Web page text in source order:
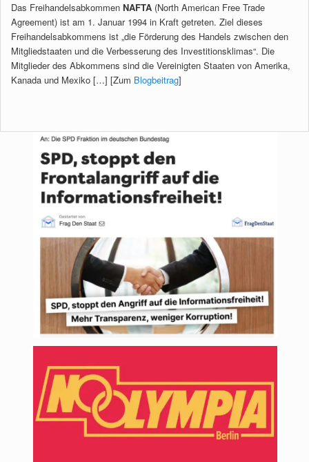
Das Freihandelsabkommen NAFTA (North American Free Trade
Agreement) ist am 1. Januar 1994 in Kraft getreten. Ziel dieses
Freihandelsabkommens ist „die Förderung des Handels zwischen den
Mitgliedstaaten und die Verbesserung des Investitionsklimas“. Die
Mitglieder des Abkommens sind die Vereinigten Staaten von Amerika,
Kanada und Mexiko […] [Zum Blogbeitrag]